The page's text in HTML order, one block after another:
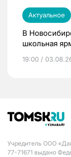
Актуальное
В
школьная
19:00 /
Учредитель ООО
77-71671 выдано